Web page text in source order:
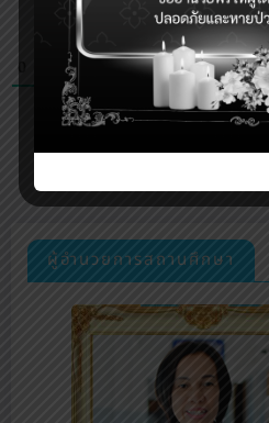
COMMENTS
ผู้อำนวยการสถานศึกษา